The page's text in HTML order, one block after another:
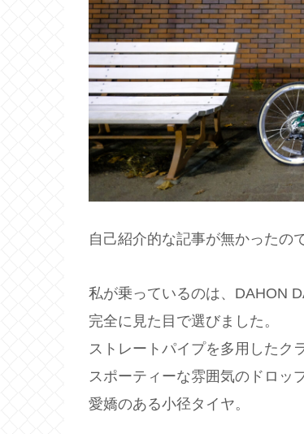
自己紹介的な記事が無かったの
私が乗っているのは、DAHON
完全に見た目で選びました。
ストレートパイプを多用したク
スポーティーな雰囲気のドロッ
愛嬌のある小径タイヤ。